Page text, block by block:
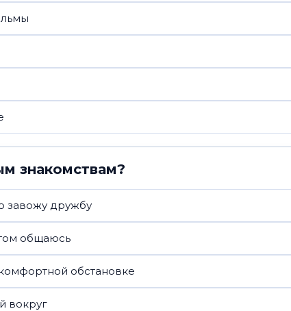
знакомствам?
завожу дружбу
общаюсь
обстановке
вокруг